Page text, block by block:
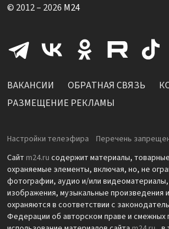
© 2012 – 2026 M24
ВАКАНСИИ ОБРАТНАЯ СВЯЗЬ
РАЗМЕЩЕНИЕ РЕКЛАМЫ
Настройки телеэфира
Перечень
Сайт m24.ru содержит материалы,
охраняемые элементы, включая, но, не
фотографии, аудио и/или
изображения, музыкальные произведения
охраняются в соответствии с
Федерации об авторском праве и смежных